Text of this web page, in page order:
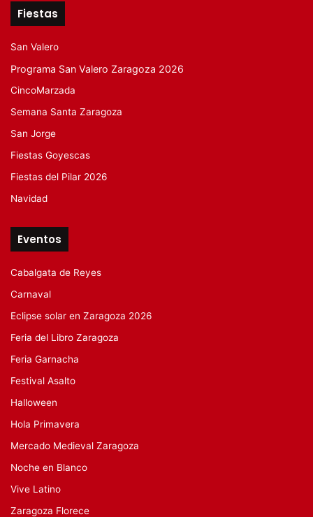
Fiestas
San Valero
Programa San Valero Zaragoza 2026
CincoMarzada
Semana Santa Zaragoza
San Jorge
Fiestas Goyescas
Fiestas del Pilar 2026
Navidad
Eventos
Cabalgata de Reyes
Carnaval
Eclipse solar en Zaragoza 2026
Feria del Libro Zaragoza
Feria Garnacha
Festival Asalto
Halloween
Hola Primavera
Mercado Medieval Zaragoza
Noche en Blanco
Vive Latino
Zaragoza Florece